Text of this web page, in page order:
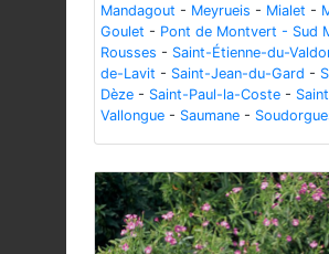
Mandagout - Meyrueis - Mialet -
Goulet - Pont de Montvert - Sud
Rousses - Saint-Étienne-du-
de-Lavit - Saint-Jean-du-Gard -
Dèze - Saint-Paul-la-Coste -
Vallongue - Saumane -